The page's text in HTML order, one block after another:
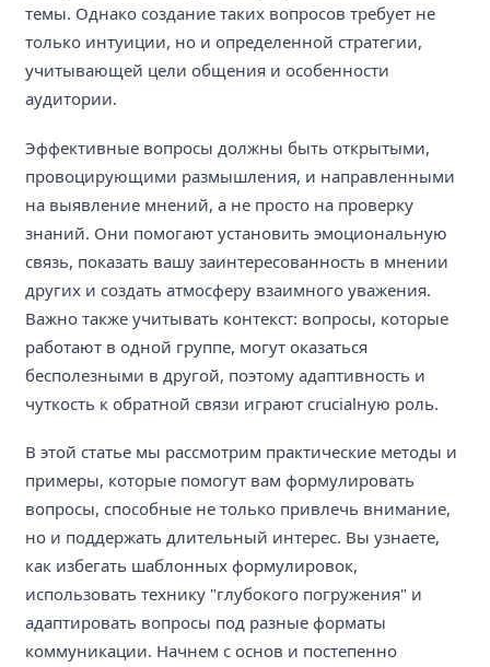
темы. Однако создание таких вопросов требует не
только интуиции, но и определенной стратегии,
учитывающей цели общения и особенности
аудитории.
Эффективные вопросы должны быть открытыми,
провоцирующими размышления, и направленными
на выявление мнений, а не просто на проверку
знаний. Они помогают установить эмоциональную
связь, показать вашу заинтересованность в мнении
других и создать атмосферу взаимного уважения.
Важно также учитывать контекст: вопросы, которые
работают в одной группе, могут оказаться
бесполезными в другой, поэтому адаптивность и
чуткость к обратной связи играют crucialную роль.
В этой статье мы рассмотрим практические методы и
примеры, которые помогут вам формулировать
вопросы, способные не только привлечь внимание,
но и поддержать длительный интерес. Вы узнаете,
как избегать шаблонных формулировок,
использовать технику "глубокого погружения" и
адаптировать вопросы под разные форматы
коммуникации. Начнем с основ и постепенно